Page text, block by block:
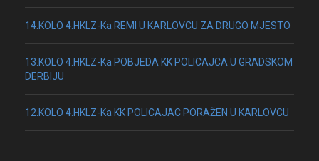
14.KOLO 4.HKLZ-Ka REMI U KARLOVCU ZA DRUGO MJESTO
13.KOLO 4.HKLZ-Ka POBJEDA KK POLICAJCA U GRADSKOM
DERBIJU
12.KOLO 4.HKLZ-Ka KK POLICAJAC PORAŽEN U KARLOVCU